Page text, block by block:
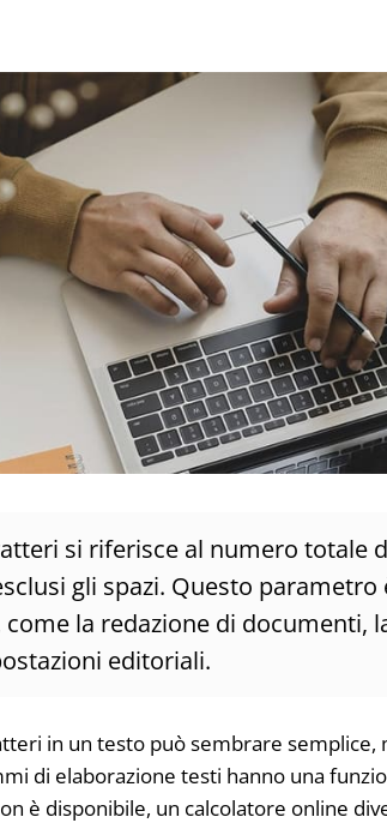
si riferisce al numero totale
gli spazi. Questo
la redazione di documenti,
editoriali.
in un testo può sembrare semplice,
di elaborazione testi hanno una
è disponibile, un calcolatore online